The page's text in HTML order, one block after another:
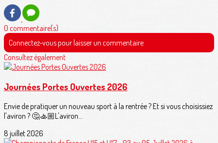
0 commentaire(s)
Connectez-vous pour laisser un commentaire
Consultez également
Journées Portes Ouvertes 2026
Envie de pratiquer un nouveau sport à la rentrée ? Et si vous choisissiez
l'aviron ? 🤔🚣🏼L'aviron...
8 juillet 2026